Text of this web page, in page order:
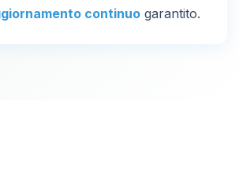
continuo garantito.